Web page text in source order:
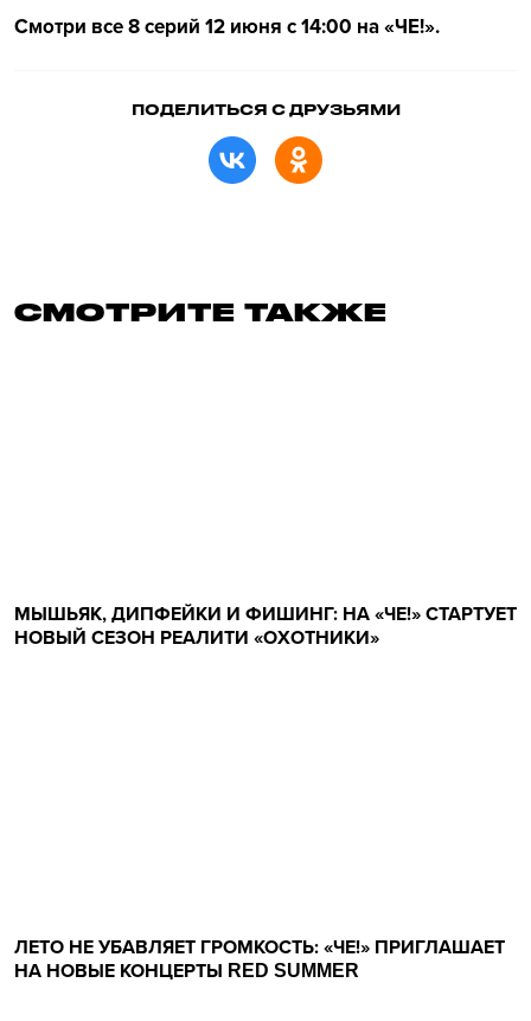
Смотри все 8 серий 12 июня с 14:00 на «ЧЕ!».
ПОДЕЛИТЬСЯ С ДРУЗЬЯМИ
СМОТРИТЕ ТАКЖЕ
МЫШЬЯК, ДИПФЕЙКИ И ФИШИНГ: НА «ЧЕ!» СТАРТУЕТ
НОВЫЙ СЕЗОН РЕАЛИТИ «ОХОТНИКИ»
ЛЕТО НЕ УБАВЛЯЕТ ГРОМКОСТЬ: «ЧЕ!» ПРИГЛАШАЕТ
НА НОВЫЕ КОНЦЕРТЫ RED SUMMER